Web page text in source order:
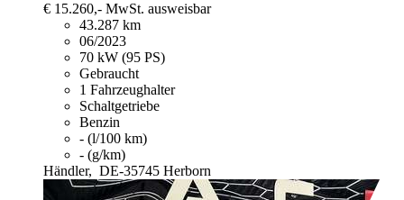
€ 15.260,- MwSt. ausweisbar
43.287 km
06/2023
70 kW (95 PS)
Gebraucht
1 Fahrzeughalter
Schaltgetriebe
Benzin
- (l/100 km)
- (g/km)
Händler, DE-35745 Herborn